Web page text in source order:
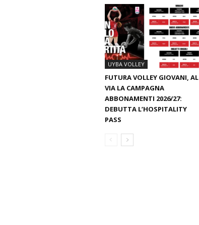
UYBA VOLLEY
FUTURA VOLLEY GIOVANI, AL
VIA LA CAMPAGNA
ABBONAMENTI 2026/27:
DEBUTTA L’HOSPITALITY
PASS